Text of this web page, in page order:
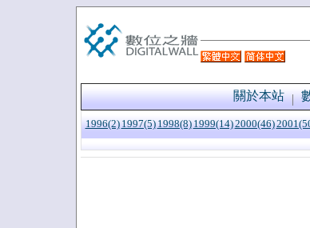
關於本站
1996(2) 1997(5) 1998(8) 1999(14)2000(46)